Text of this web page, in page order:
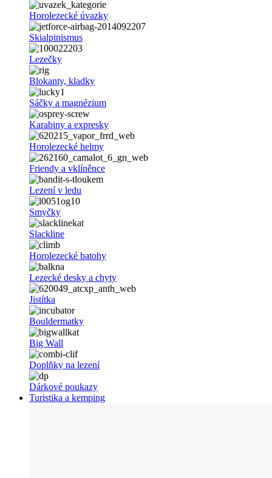
Horolezecké úvazky
Skialpinismus
Lezečky
Blokanty, kladky
Sáčky a magnézium
Karabiny a expresky
Horolezecké helmy
Friendy a vklíněnce
Lezení v ledu
Smyčky
Slackline
Horolezecké batohy
Lezecké desky a chyty
Jistítka
Bouldermatky
Big Wall
Doplňky na lezení
Dárkové poukazy
Turistika a kemping